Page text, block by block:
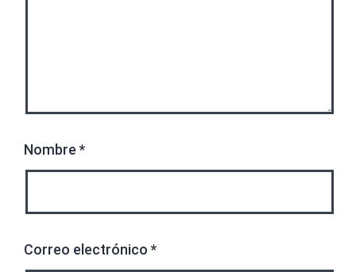
Nombre *
Correo electrónico *